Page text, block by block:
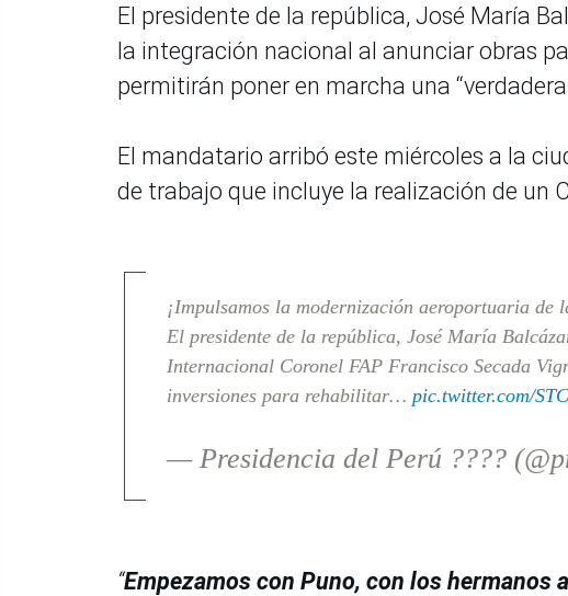
El presidente de la república, José María
la integración nacional al anunciar obras
permitirán poner en marcha una
El mandatario arribó este miércoles a la
de trabajo que incluye la realización de un
¡Impulsamos la modernización aeroportuaria de
El presidente de la república, José María
Internacional Coronel FAP Francisco Secada
inversiones para rehabilitar… pic.twitter.com/
— Presidencia del Perú ????
“Empezamos con Puno, con los hermanos